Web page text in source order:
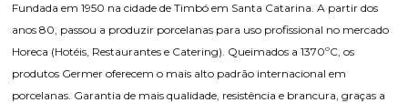
Fundada em 1950 na cidade de Timbó em Santa Catarina. A partir dos
anos 80, passou a produzir porcelanas para uso profissional no mercado
Horeca (Hotéis, Restaurantes e Catering). Queimados a 1370ºC, os
produtos Germer oferecem o mais alto padrão internacional em
porcelanas. Garantia de mais qualidade, resistência e brancura, graças a